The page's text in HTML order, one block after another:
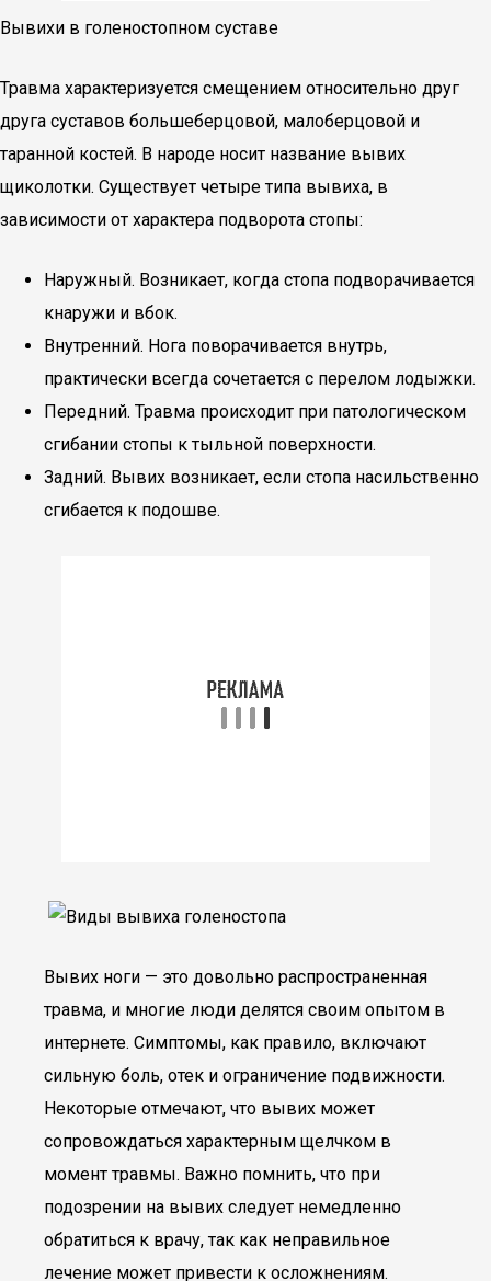
Вывихи в голеностопном суставе
Травма характеризуется смещением относительно друг
друга суставов большеберцовой, малоберцовой и
таранной костей. В народе носит название вывих
щиколотки. Существует четыре типа вывиха, в
зависимости от характера подворота стопы:
Наружный. Возникает, когда стопа подворачивается
кнаружи и вбок.
Внутренний. Нога поворачивается внутрь,
практически всегда сочетается с перелом лодыжки.
Передний. Травма происходит при патологическом
сгибании стопы к тыльной поверхности.
Задний. Вывих возникает, если стопа насильственно
сгибается к подошве.
Вывих ноги — это довольно распространенная
травма, и многие люди делятся своим опытом в
интернете. Симптомы, как правило, включают
сильную боль, отек и ограничение подвижности.
Некоторые отмечают, что вывих может
сопровождаться характерным щелчком в
момент травмы. Важно помнить, что при
подозрении на вывих следует немедленно
обратиться к врачу, так как неправильное
лечение может привести к осложнениям.